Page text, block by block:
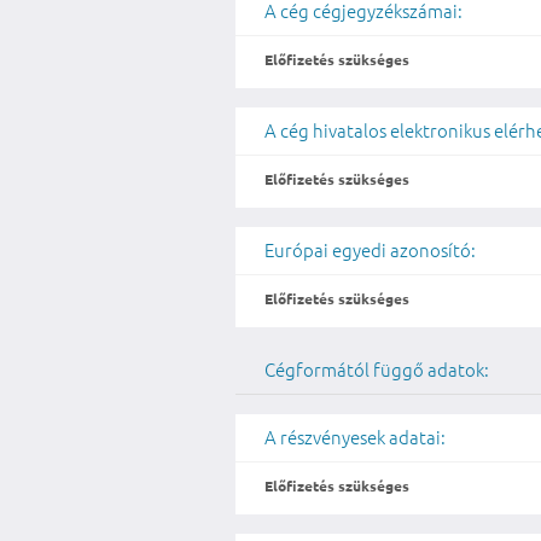
A cég cégjegyzékszámai:
Előfizetés szükséges
A cég hivatalos elektronikus
Előfizetés szükséges
Európai egyedi azonosító:
Előfizetés szükséges
Cégformától függő adatok:
A részvényesek adatai:
Előfizetés szükséges